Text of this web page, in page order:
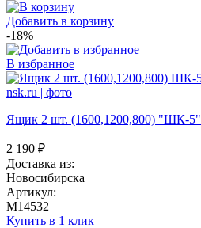
Добавить в корзину
-18%
В избранное
Ящик 2 шт. (1600,1200,800) "ШК-5"
2 190 ₽
Доставка из:
Новосибирска
Артикул:
M14532
Купить в 1 клик